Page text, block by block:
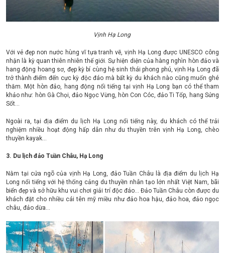
Vịnh Hạ Long
Với vẻ đẹp non nước hùng vĩ tựa tranh vẽ, vịnh Hạ Long được UNESCO công
nhận là kỳ quan thiên nhiên thế giới. Sự hiện diện của hàng nghìn hòn đảo và
hang động hoang sơ, đẹp kỳ bí cùng hệ sinh thái phong phú, vịnh Hạ Long đã
trở thành điểm đến cực kỳ độc đáo mà bất kỳ du khách nào cũng muốn ghé
thăm. Một hòn đảo, hang động nổi tiếng tại vịnh Hạ Long bạn có thể tham
khảo như: hòn Gà Chọi, đảo Ngọc Vừng, hòn Con Cóc, đảo Ti Tốp, hang Sửng
Sốt...
Ngoài ra, tại địa điểm du lịch Hạ Long nổi tiếng này, du khách có thể trải
nghiệm nhiều hoạt động hấp dẫn như du thuyền trên vịnh Hạ Long, chèo
thuyền kayak…
3. Du lịch đảo Tuần Châu, Hạ Long
Nằm tại cửa ngõ của vịnh Hạ Long, đảo Tuần Châu là địa điểm du lịch Hạ
Long nổi tiếng với hệ thống cảng du thuyền nhân tạo lớn nhất Việt Nam, bãi
biển đẹp và sở hữu khu vui chơi giải trí độc đáo… Đảo Tuần Châu còn được du
khách đặt cho nhiều cái tên mỹ miều như đảo hoa hậu, đảo hoa, đảo ngọc
châu, đảo dừa…